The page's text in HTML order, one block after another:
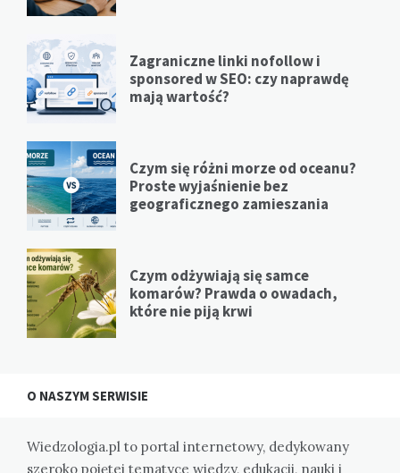
Zagraniczne linki nofollow i
sponsored w SEO: czy naprawdę
mają wartość?
Czym się różni morze od oceanu?
Proste wyjaśnienie bez
geograficznego zamieszania
Czym odżywiają się samce
komarów? Prawda o owadach,
które nie piją krwi
O NASZYM SERWISIE
Wiedzologia.pl to portal internetowy, dedykowany
szeroko pojętej tematyce wiedzy, edukacji, nauki i